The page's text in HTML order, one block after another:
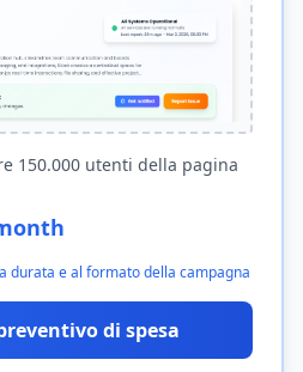
150.000 utenti della pagina
durata e al formato della campagna
di spesa